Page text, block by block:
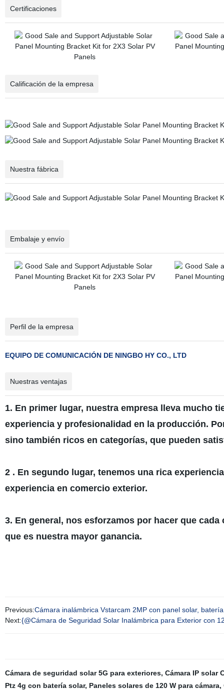
Certificaciones
Calificación de la empresa
Nuestra fábrica
Embalaje y envío
Perfil de la empresa
EQUIPO DE COMUNICACIÓN DE NINGBO HY CO., LTD
Nuestras ventajas
1. En primer lugar, nuestra empresa lleva mucho
experiencia y profesionalidad en la producción.
sino también ricos en categorías, que pueden
2 . En segundo lugar, tenemos una rica
experiencia en comercio exterior.
3. En general, nos esforzamos por hacer que
que es nuestra mayor ganancia.
Previous:Cámara inalámbrica Vstarcam 2MP con panel solar,
Next:{@Cámara de Seguridad Solar Inalámbrica para Exterior con
Cámara de seguridad solar 5G para exteriores, Cámara IP solar
Ptz 4g con batería solar, Paneles solares de 120 W para cámara,